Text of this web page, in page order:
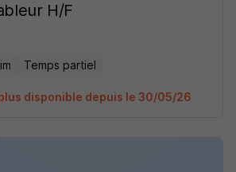
H/F
Temps partiel
disponible depuis le 30/05/26